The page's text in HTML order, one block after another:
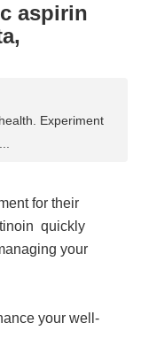
aspirin
Experiment
for their
quickly
your
your well-